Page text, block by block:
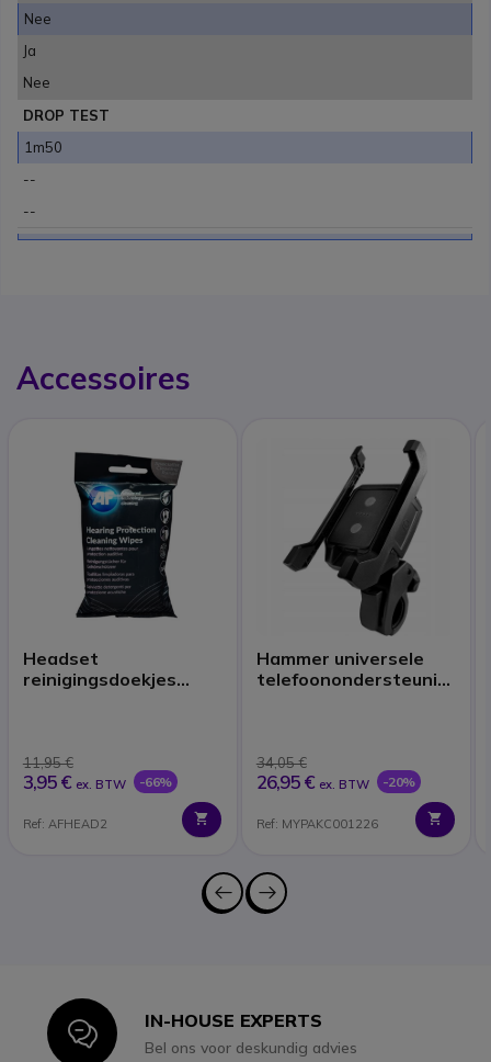
Nee
Ja
Nee
DROP TEST
1m50
--
--
Accessoires
Headset
reinigingsdoekjes
11,95 €
3,95 € ex. BTW -66%
Ref: AFHEAD2
Hammer universele
telefoonondersteunin
34,05 €
26,95 € ex. BTW -20%
Ref: MYPAKC001226
IconIN-HOUSE EXPERTS
Bel ons voor deskundig advies